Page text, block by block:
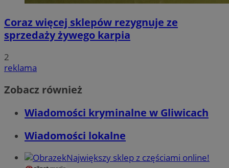
Coraz więcej sklepów rezygnuje ze
sprzedaży żywego karpia
2
reklama
Zobacz również
Wiadomości kryminalne w Gliwicach
Wiadomości lokalne
Największy sklep z częściami online!